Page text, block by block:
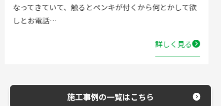
いただきました。確認した所、水栓の吐水が落ちたよう
で取替する…
詳しく見る
施工事例の一覧はこちら